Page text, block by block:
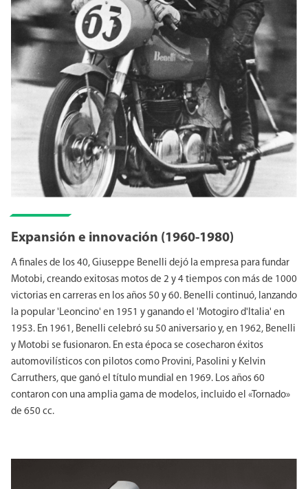
Expansión e innovación (1960-1980)
A finales de los 40, Giuseppe Benelli dejó la empresa para fundar
Motobi, creando exitosas motos de 2 y 4 tiempos con más de 1000
victorias en carreras en los años 50 y 60. Benelli continuó, lanzando
la popular 'Leoncino' en 1951 y ganando el 'Motogiro d'Italia' en
1953. En 1961, Benelli celebró su 50 aniversario y, en 1962, Benelli
y Motobi se fusionaron. En esta época se cosecharon éxitos
automovilísticos con pilotos como Provini, Pasolini y Kelvin
Carruthers, que ganó el título mundial en 1969. Los años 60
contaron con una amplia gama de modelos, incluido el «Tornado»
de 650 cc.